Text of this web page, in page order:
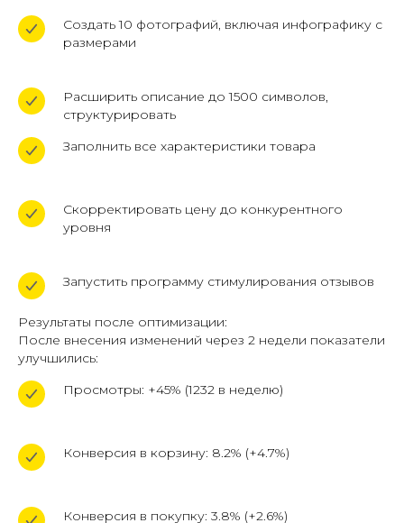
Создать 10 фотографий, включая инфографику с
размерами
Расширить описание до 1500 символов,
структурировать
Заполнить все характеристики товара
Скорректировать цену до конкурентного
уровня
Запустить программу стимулирования отзывов
Результаты после оптимизации:
После внесения изменений через 2 недели показатели
улучшились:
Просмотры: +45% (1232 в неделю)
Конверсия в корзину: 8.2% (+4.7%)
Конверсия в покупку: 3.8% (+2.6%)
ОСТАЛИСЬ ВОПРОСЫ?
ЗАКАЗАТЬ ОБРАТНЫЙ ЗВОНОК
Вы всегда можете перезвонить
+7 (961) 526-25-32
+7 (961) 526-25-32
Заказать звонок
119620, г. Москва, пр-кт